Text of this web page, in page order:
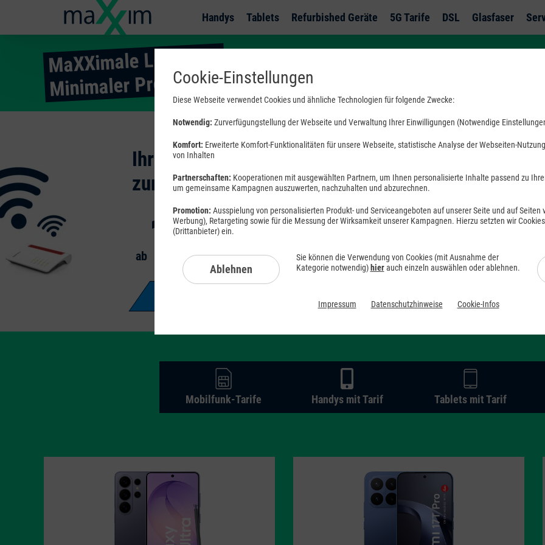
Handys Tablets Refurbished Geräte 5G Tarife DSL Glasfaser
MaXXimale Leistung.
Minimaler Preis.
empty
Jetzt
Alles auf Pro
Jetzt inkl. Allnet-Flat sichern
ab59,99 €mtl.
Ihr DSL
zum Tiefpreis
ab 1999
€ mtl.
Mobilfunk-Tarife Handys mit Tarif Tablets mit Tarif
Cookie-Einstellungen
Diese Webseite verwendet Cookies und ähnliche Technologien für folgende Zwecke:
Notwendig: Zurverfügungstellung der Webseite und Verwaltung Ihrer Einwilligungen (Notwendige
Komfort: Erweiterte Komfort-Funktionalitäten für unsere Webseite, statistische Analyse der Webseiten-
von Inhalten
Partnerschaften: Kooperationen mit ausgewählten Partnern, um Ihnen personalisierte Inhalte passend zu
um gemeinsame Kampagnen auszuwerten, nachzuhalten und abzurechnen.
Promotion: Ausspielung von personalisierten Produkt- und Serviceangeboten auf unserer Seite und auf Seiten
Werbung), Retargeting sowie für die Messung der Wirksamkeit unserer Kampagnen. Hierzu setzten wir
(Drittanbieter) ein.
Ablehnen
Sie können die Verwendung von Cookies (mit Ausnahme der
Kategorie notwendig) hierauch einzeln auswählen oder ablehnen.
Impressum Datenschutzhinweise Cookie-Infos